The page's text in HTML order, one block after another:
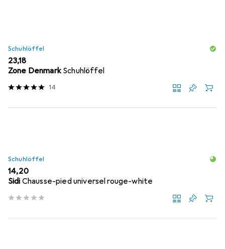
Schuhlöffel
EUR
23,18
Zone Denmark Schuhlöffel
14
Schuhlöffel
EUR
14,20
Sidi Chausse-pied universel rouge-white